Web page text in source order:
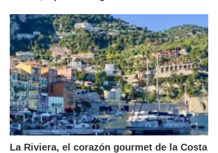
La Riviera, el corazón gourmet de la Costa